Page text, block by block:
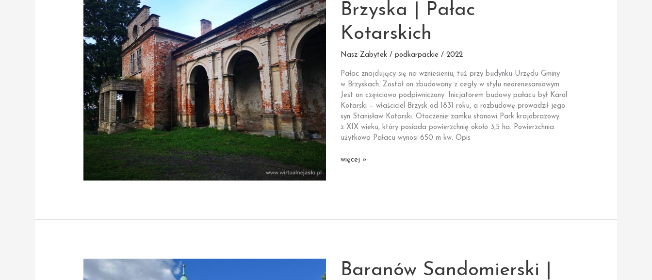
Brzyska | Pałac
Kotarskich
Nasz Zabytek / podkarpackie / 2022
Pałac znajdujący się na wzniesieniu, tuż przy budynku Urzędu Gminy
w Brzyskach. Został on zbudowany z cegły w stylu neorenesansowym.
Jest on częściowo podpiwniczony. Inicjatorem budowy pałacu był Karol
Kotarski – właściciel Brzysk od 1831 roku, a rozbudowę prowadził jego
syn Stanisław Kotarski. Otoczenie zamku stanowi Park krajobrazowy
z XIX wieku, który posiada powierzchnię około 3,5 ha. Powierzchnia
użytkowa Pałacu wynosi 650 m kw. Opis
Brzyska
więcej »
Baranów Sandomierski |